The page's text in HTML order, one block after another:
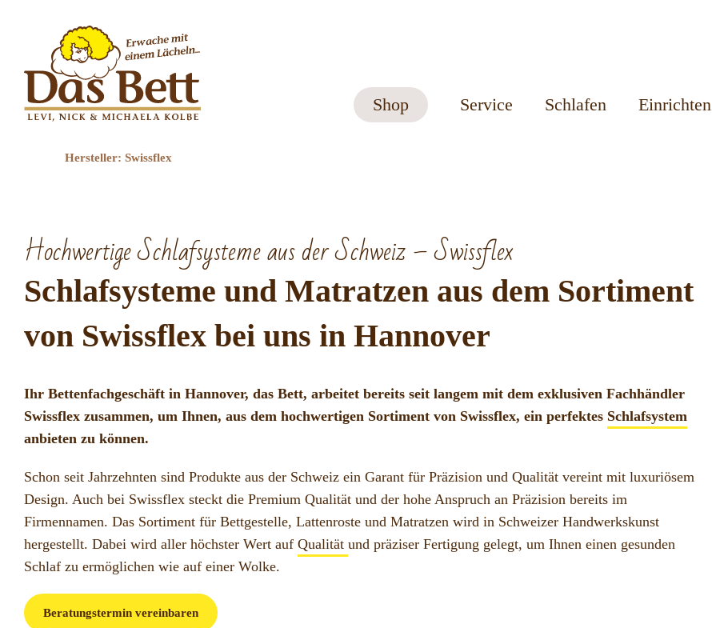
Shop Service Schlafen Einrichten
Hersteller: Swissflex
Hochwertige Schlafsysteme aus der Schweiz – Swissflex
Schlafsysteme und Matratzen aus dem Sortiment
von Swissflex bei uns in Hannover
Ihr Bettenfachgeschäft in Hannover, das Bett, arbeitet bereits seit langem mit dem exklusiven Fachhändler
Swissflex zusammen, um Ihnen, aus dem hochwertigen Sortiment von Swissflex, ein perfektes Schlafsystem
anbieten zu können.
Schon seit Jahrzehnten sind Produkte aus der Schweiz ein Garant für Präzision und Qualität vereint mit luxuriösem
Design. Auch bei Swissflex steckt die Premium Qualität und der hohe Anspruch an Präzision bereits im
Firmennamen. Das Sortiment für Bettgestelle, Lattenroste und Matratzen wird in Schweizer Handwerkskunst
hergestellt. Dabei wird aller höchster Wert auf Qualität und präziser Fertigung gelegt, um Ihnen einen gesunden
Schlaf zu ermöglichen wie auf einer Wolke.
Beratungstermin vereinbaren